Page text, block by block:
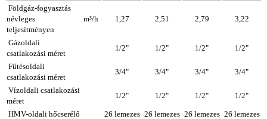
Földgáz-fogyasztás
névleges
teljesítményen
m³/h 1,27 2,51 2,79 3,22
Gázoldali
csatlakozási méret
1/2" 1/2" 1/2" 1/2"
Fűtésoldali
csatlakozási méret
3/4" 3/4" 3/4" 3/4"
Vízoldali csatlakozási
méret
1/2" 1/2" 1/2" 1/2"
HMV-oldali hőcserélő
26 lemezes 26 lemezes 26 lemezes 26 lemezes